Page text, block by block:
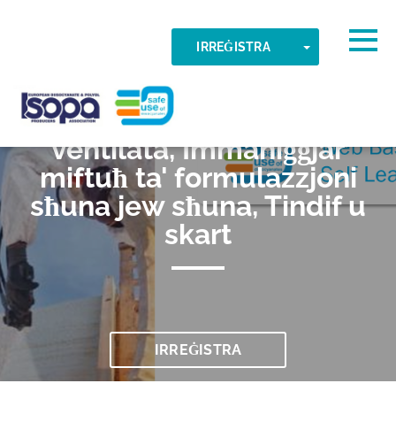
IRREĠISTRA TOGGLE
ISOPA-AISBL
033 Bexx barra kabina
ventilata, Immaniġġjar
miftuħ ta' formulazzjoni
sħuna jew sħuna, Tindif u
skart
IRREĠISTRA